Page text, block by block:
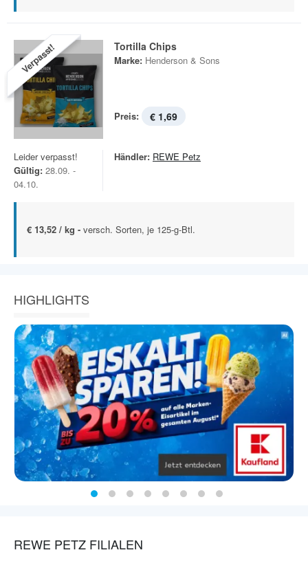
Verpasst! Tortilla Chips
Marke: Henderson & Sons
Preis: € 1,69
Leider verpasst!
Gültig: 28.09. -
04.10.
Händler: REWE Petz
€ 13,52 / kg - versch. Sorten, je 125-g-Btl.
HIGHLIGHTS
REWE PETZ FILIALEN